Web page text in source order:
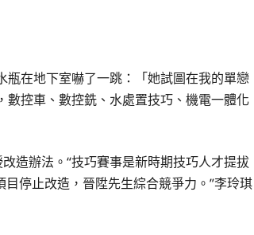
在地下室嚇了一跳：「她試圖在我的單戀
控車、數控銑、水處置技巧、機電一體化
造辦法。“技巧賽事是新時期技巧人才提拔
停止改造，晉陞先生綜合競爭力。”李玲琪